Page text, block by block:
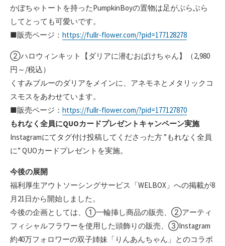
かぼちゃトートを持ったPumpkinBoyの置物は足がぶらぶら
してとっても可愛いです。
■販売ページ： https://fullr-flower.com/?pid=177128278
②ハロウィンキット【ダリアに潜むおばけちゃん】（2,980
円～/税込）
くすみブルーのダリアをメインに、アネモネとメタリックコ
スモスをあわせています。
■販売ページ： https://fullr-flower.com/?pid=177127870
もれなく全員にQUOカードプレゼントキャンペーン実施
Instagramにてタグ付け投稿してくださった方 ”もれなく全員
に” QUOカードプレゼントを実施。
今後の展開
福利厚生アウトソーシングサービス「WELBOX」への掲載が8
月21日から開始しました。
今後の企画としては、①一輪挿し商品の販売、②アーティ
フィシャルフラワーを使用した頭飾りの販売、③Instagram
約40万フォロワーの双子姉妹「りんあんちゃん」とのコラボ